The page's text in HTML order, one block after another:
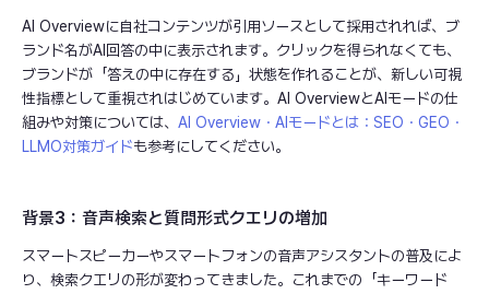
AI Overviewに自社コンテンツが引用ソースとして採用されれば、ブ
ランド名がAI回答の中に表示されます。クリックを得られなくても、
ブランドが「答えの中に存在する」状態を作れることが、新しい可視
性指標として重視されはじめています。AI OverviewとAIモードの仕
組みや対策については、 AI Overview・AIモードとは：SEO・GEO・
LLMO対策ガイドも参考にしてください。
背景3：音声検索と質問形式クエリの増加
スマートスピーカーやスマートフォンの音声アシスタントの普及によ
り、検索クエリの形が変わってきました。これまでの「キーワード